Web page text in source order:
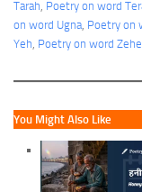
Tarah, Poetry on word
on word Ugna, Poetry on
Yeh, Poetry on word
You Might Also Like